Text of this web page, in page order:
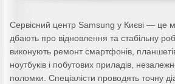
Сервісний центр Samsung у Києві — це
дбають про відновлення та стабільну
виконують ремонт смартфонів,
ноутбуків і побутових приладів,
поломки. Спеціалісти проводять точну